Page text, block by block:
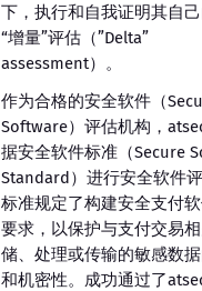
下，执行和自我证明其自
“增量”评估（”Delta”
assessment）。
作为合格的安全软件（
Software）评估机构，
据安全软件标准（Secure
Standard）进行安全软件
标准规定了构建安全支付
要求，以保护与支付交易
储、处理或传输的敏感数
和机密性。成功通过了